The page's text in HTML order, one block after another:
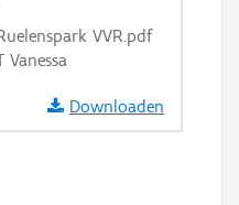
VVR.pdf
Vanessa
Downloaden